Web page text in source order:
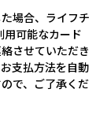
場合、ライフチ
用可能なカード
させていただき
支払方法を自動
で、ご了承くだ